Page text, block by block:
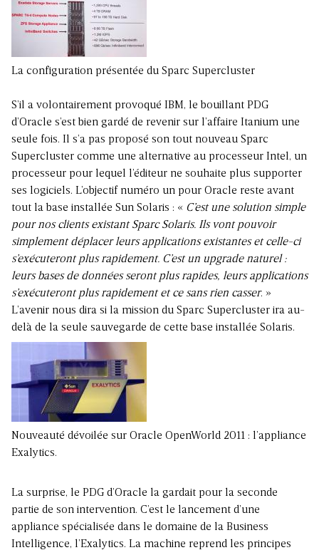
La configuration présentée du Sparc Supercluster
S’il a volontairement provoqué IBM, le bouillant PDG
d’Oracle s’est bien gardé de revenir sur l’affaire Itanium une
seule fois. Il s’a pas proposé son tout nouveau Sparc
Supercluster comme une alternative au processeur Intel, un
processeur pour lequel l’éditeur ne souhaite plus supporter
ses logiciels. L’objectif numéro un pour Oracle reste avant
tout la base installée Sun Solaris : « C’est une solution simple
pour nos clients existant Sparc Solaris. Ils vont pouvoir
simplement déplacer leurs applications existantes et celle-ci
s’exécuteront plus rapidement. C’est un upgrade naturel :
leurs bases de données seront plus rapides, leurs applications
s’exécuteront plus rapidement et ce sans rien casser. »
L’avenir nous dira si la mission du Sparc Supercluster ira au-
delà de la seule sauvegarde de cette base installée Solaris.
Nouveauté dévoilée sur Oracle OpenWorld 2011 : l’appliance
Exalytics.
La surprise, le PDG d’Oracle la gardait pour la seconde
partie de son intervention. C’est le lancement d’une
appliance spécialisée dans le domaine de la Business
Intelligence, l’Exalytics. La machine reprend les principes